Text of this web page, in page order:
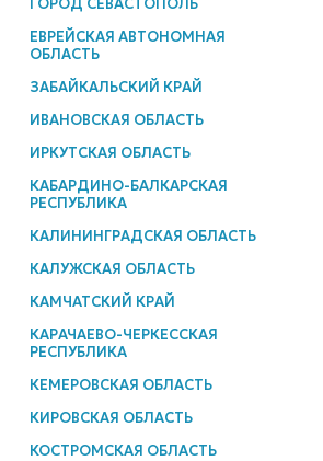
ЕВРЕЙСКАЯ АВТОНОМНАЯ
ОБЛАСТЬ
ЗАБАЙКАЛЬСКИЙ КРАЙ
ИВАНОВСКАЯ ОБЛАСТЬ
ИРКУТСКАЯ ОБЛАСТЬ
КАБАРДИНО-БАЛКАРСКАЯ
РЕСПУБЛИКА
КАЛИНИНГРАДСКАЯ ОБЛАСТЬ
КАЛУЖСКАЯ ОБЛАСТЬ
КАМЧАТСКИЙ КРАЙ
КАРАЧАЕВО-ЧЕРКЕССКАЯ
РЕСПУБЛИКА
КЕМЕРОВСКАЯ ОБЛАСТЬ
КИРОВСКАЯ ОБЛАСТЬ
КОСТРОМСКАЯ ОБЛАСТЬ